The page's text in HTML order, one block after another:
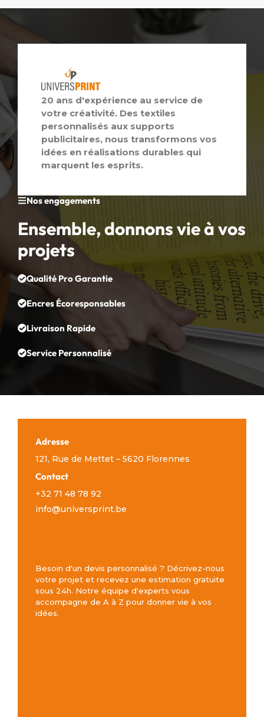
Nos engagements
Ensemble, donnons vie à vos
projets
Qualité Pro Garantie
Encres Écoresponsables
Livraison Rapide
Service Personnalisé
20 ans d'expérience au service de
votre créativité. Des textiles
personnalisés aux supports
publicitaires, nous transformons vos
idées en réalisations durables qui
marquent les esprits.
Adresse
121, Rue de Mettet – 5620 Florennes
Contact
+32 71 48 78 92
info@universprint.be
Besoin d'un devis personnalisé ? Décrivez-nous
votre projet et recevez une estimation gratuite
sous 24h. Notre équipe d'experts vous
accompagne de A à Z pour donner vie à vos
idées.